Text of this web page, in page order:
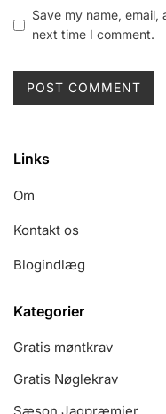
Save my name,
next time I comment.
Links
Om
Kontakt os
Blogindlæg
Kategorier
Gratis møntkrav
Gratis Nøglekrav